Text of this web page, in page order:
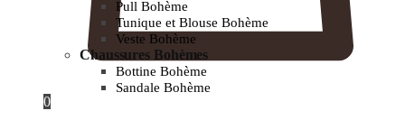
0
Pull Bohème
Tunique et Blouse Bohème
Veste Bohème
Chaussures Bohèmes
Bottine Bohème
Sandale Bohème